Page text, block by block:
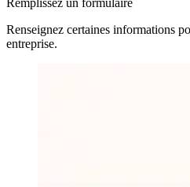
Renseignez certaines informations
entreprise.